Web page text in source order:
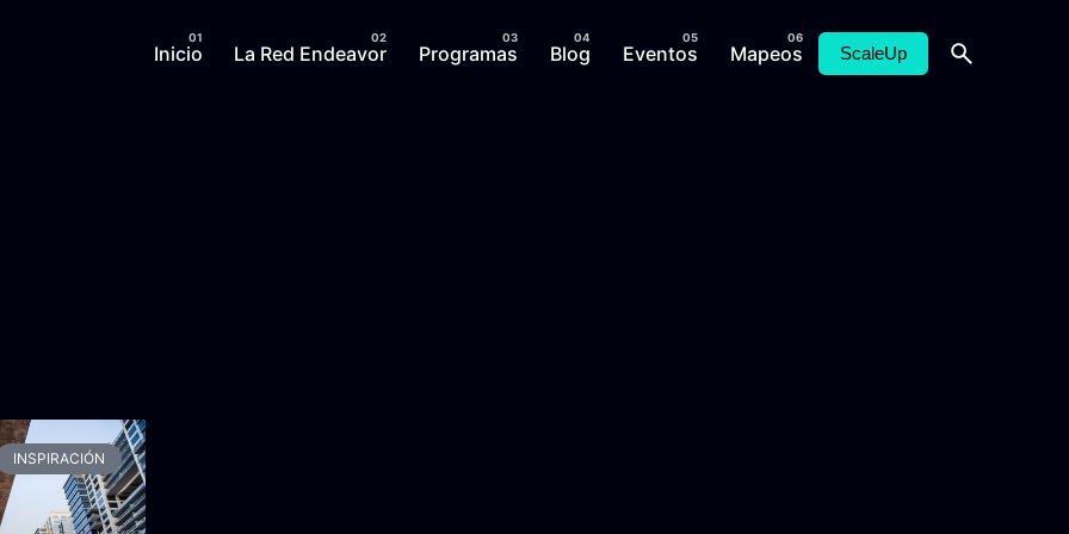
Inicio La Red Endeavor Programas Blog Eventos Mapeos ScaleUp
INSPIRACIÓN